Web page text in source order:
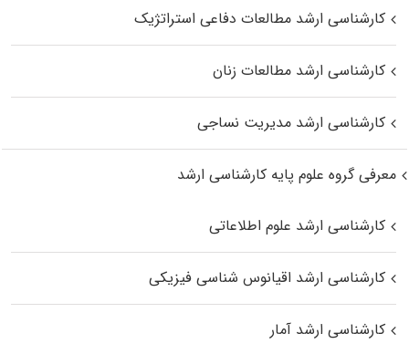
کارشناسی ارشد مطالعات دفاعی استراتژیک
کارشناسی ارشد مطالعات زنان
کارشناسی ارشد مدیریت نساجی
معرفی گروه علوم پایه کارشناسی ارشد
کارشناسی ارشد علوم اطلاعاتی
کارشناسی ارشد اقیانوس‌ شناسی فیزیکی
کارشناسی ارشد آمار